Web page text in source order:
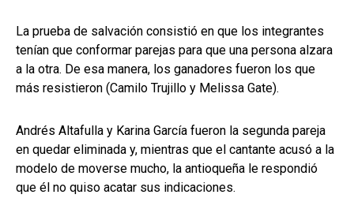
La prueba de salvación consistió en que los integrantes
tenían que conformar parejas para que una persona alzara
a la otra. De esa manera, los ganadores fueron los que
más resistieron (Camilo Trujillo y Melissa Gate).
Andrés Altafulla y Karina García fueron la segunda pareja
en quedar eliminada y, mientras que el cantante acusó a la
modelo de moverse mucho, la antioqueña le respondió
que él no quiso acatar sus indicaciones.